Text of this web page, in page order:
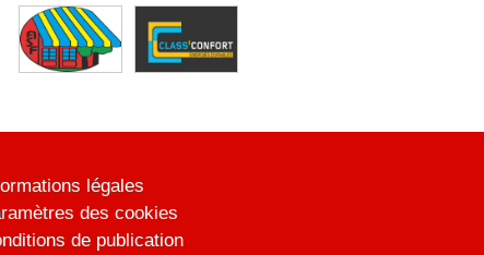
légales
des cookies
de publication